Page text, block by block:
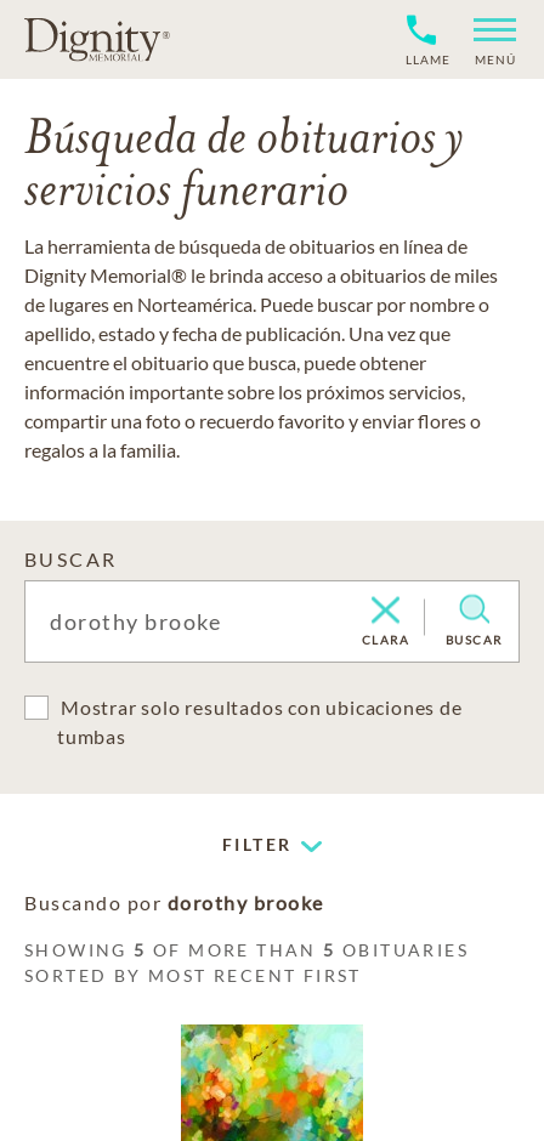
LLAME MENÚ
Búsqueda de obituarios y
servicios funerario
La herramienta de búsqueda de obituarios en línea de
Dignity Memorial® le brinda acceso a obituarios de miles
de lugares en Norteamérica. Puede buscar por nombre o
apellido, estado y fecha de publicación. Una vez que
encuentre el obituario que busca, puede obtener
información importante sobre los próximos servicios,
compartir una foto o recuerdo favorito y enviar flores o
regalos a la familia.
BUSCAR
CLARA BUSCAR
Mostrar solo resultados con ubicaciones de
tumbas
FILTER
Buscando por dorothy brooke
SHOWING 5 OF MORE THAN 5 OBITUARIES
SORTED BY MOST RECENT FIRST